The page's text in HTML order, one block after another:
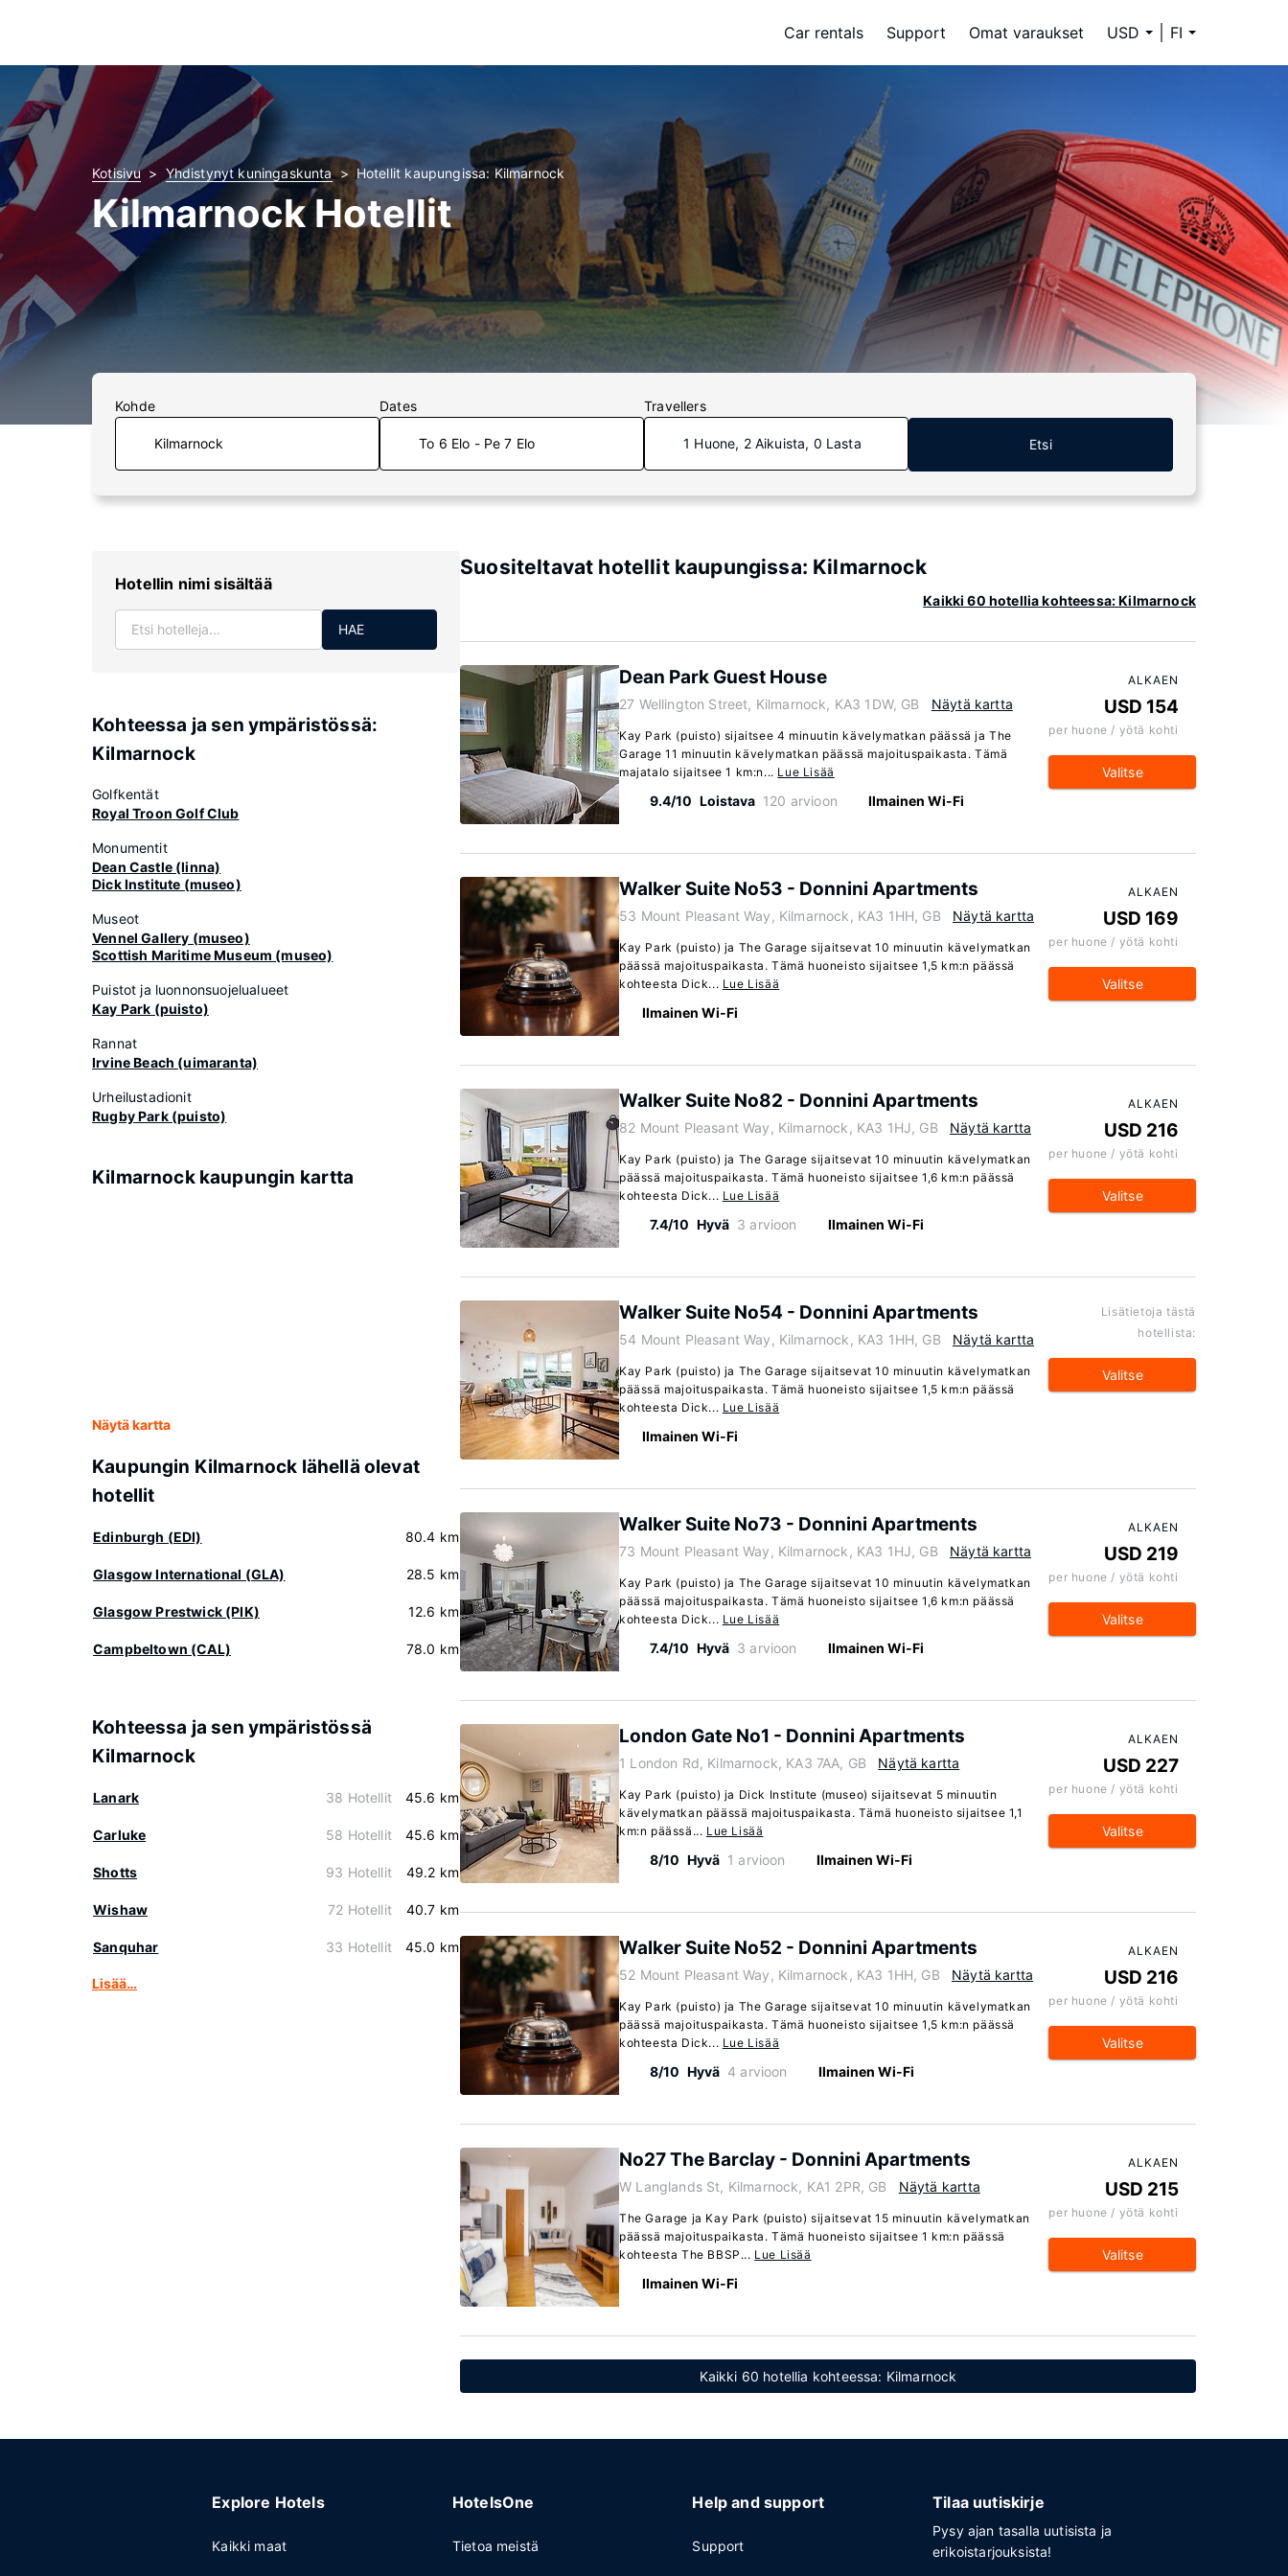
Car rentals Support Omat varaukset USD FI
Kotisivu Yhdistynyt kuningaskunta Hotellit kaupungissa: Kilmarnock
Kilmarnock Hotellit
Kohde Dates
To 6 Elo - Pe 7 Elo
Travellers
1 Huone, 2 Aikuista, 0 Lasta Etsi
Hotellin nimi sisältää
HAE
Kohteessa ja sen ympäristössä:
Kilmarnock
Golfkentät
Royal Troon Golf Club
Monumentit
Dean Castle (linna)
Dick Institute (museo)
Museot
Vennel Gallery (museo)
Scottish Maritime Museum (museo)
Puistot ja luonnonsuojelualueet
Kay Park (puisto)
Rannat
Irvine Beach (uimaranta)
Urheilustadionit
Rugby Park (puisto)
Kilmarnock kaupungin kartta
Näytä kartta
Kaupungin Kilmarnock lähellä olevat
hotellit
Edinburgh (EDI) 80.4 km
Glasgow International (GLA) 28.5 km
Glasgow Prestwick (PIK) 12.6 km
Campbeltown (CAL) 78.0 km
Kohteessa ja sen ympäristössä
Kilmarnock
Lanark 38 Hotellit 45.6 km
Carluke 58 Hotellit 45.6 km
Shotts 93 Hotellit 49.2 km
Wishaw 72 Hotellit 40.7 km
Sanquhar 33 Hotellit 45.0 km
Lisää…
Suositeltavat hotellit kaupungissa: Kilmarnock
Kaikki 60 hotellia kohteessa: Kilmarnock
Dean Park Guest House
27 Wellington Street, Kilmarnock, KA3 1DW, GB Näytä kartta
Kay Park (puisto) sijaitsee 4 minuutin kävelymatkan päässä ja The
Garage 11 minuutin kävelymatkan päässä majoituspaikasta. Tämä
majatalo sijaitsee 1 km:n... Lue Lisää
9.4/10 Loistava 120 arvioon Ilmainen Wi-Fi
ALKAEN
USD 154
per huone / yötä kohti
Valitse
Walker Suite No53 - Donnini Apartments
53 Mount Pleasant Way, Kilmarnock, KA3 1HH, GB Näytä kartta
Kay Park (puisto) ja The Garage sijaitsevat 10 minuutin kävelymatkan
päässä majoituspaikasta. Tämä huoneisto sijaitsee 1,5 km:n päässä
kohteesta Dick... Lue Lisää
Ilmainen Wi-Fi
ALKAEN
USD 169
per huone / yötä kohti
Valitse
Walker Suite No82 - Donnini Apartments
82 Mount Pleasant Way, Kilmarnock, KA3 1HJ, GB Näytä kartta
Kay Park (puisto) ja The Garage sijaitsevat 10 minuutin kävelymatkan
päässä majoituspaikasta. Tämä huoneisto sijaitsee 1,6 km:n päässä
kohteesta Dick... Lue Lisää
7.4/10 Hyvä 3 arvioon Ilmainen Wi-Fi
ALKAEN
USD 216
per huone / yötä kohti
Valitse
Walker Suite No54 - Donnini Apartments
54 Mount Pleasant Way, Kilmarnock, KA3 1HH, GB Näytä kartta
Kay Park (puisto) ja The Garage sijaitsevat 10 minuutin kävelymatkan
päässä majoituspaikasta. Tämä huoneisto sijaitsee 1,5 km:n päässä
kohteesta Dick... Lue Lisää
Ilmainen Wi-Fi
Lisätietoja tästä
hotellista:
Valitse
Walker Suite No73 - Donnini Apartments
73 Mount Pleasant Way, Kilmarnock, KA3 1HJ, GB Näytä kartta
Kay Park (puisto) ja The Garage sijaitsevat 10 minuutin kävelymatkan
päässä majoituspaikasta. Tämä huoneisto sijaitsee 1,6 km:n päässä
kohteesta Dick... Lue Lisää
7.4/10 Hyvä 3 arvioon Ilmainen Wi-Fi
ALKAEN
USD 219
per huone / yötä kohti
Valitse
London Gate No1 - Donnini Apartments
1 London Rd, Kilmarnock, KA3 7AA, GB Näytä kartta
Kay Park (puisto) ja Dick Institute (museo) sijaitsevat 5 minuutin
kävelymatkan päässä majoituspaikasta. Tämä huoneisto sijaitsee 1,1
km:n päässä... Lue Lisää
8/10 Hyvä 1 arvioon Ilmainen Wi-Fi
ALKAEN
USD 227
per huone / yötä kohti
Valitse
Walker Suite No52 - Donnini Apartments
52 Mount Pleasant Way, Kilmarnock, KA3 1HH, GB Näytä kartta
Kay Park (puisto) ja The Garage sijaitsevat 10 minuutin kävelymatkan
päässä majoituspaikasta. Tämä huoneisto sijaitsee 1,5 km:n päässä
kohteesta Dick... Lue Lisää
8/10 Hyvä 4 arvioon Ilmainen Wi-Fi
ALKAEN
USD 216
per huone / yötä kohti
Valitse
No27 The Barclay - Donnini Apartments
W Langlands St, Kilmarnock, KA1 2PR, GB Näytä kartta
The Garage ja Kay Park (puisto) sijaitsevat 15 minuutin kävelymatkan
päässä majoituspaikasta. Tämä huoneisto sijaitsee 1 km:n päässä
kohteesta The BBSP... Lue Lisää
Ilmainen Wi-Fi
ALKAEN
USD 215
per huone / yötä kohti
Valitse
Kaikki 60 hotellia kohteessa: Kilmarnock
Explore Hotels
Kaikki maat
HotelsOne
Tietoa meistä
Help and support
Support
Tilaa uutiskirje
Pysy ajan tasalla uutisista ja
erikoistarjouksista!